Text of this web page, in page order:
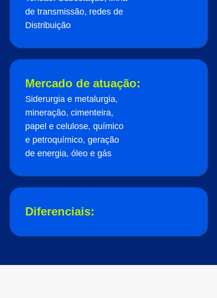
de transmissão, redes de
Distribuição
Mercado de atuação:
Siderurgia e metalurgia,
mineração, cimenteira,
papel e celulose, químico
e petroquímico, geração
de energia, óleo e gás
Diferenciais: